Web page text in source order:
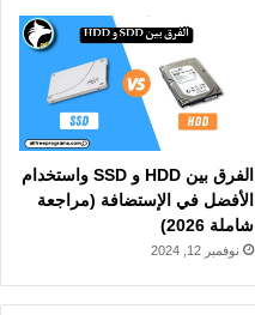
الفرق بين HDD و SSD واستخدام
الأفضل في الإستضافة (مراجعة
شاملة 2026)
نوفمبر 12, 2024